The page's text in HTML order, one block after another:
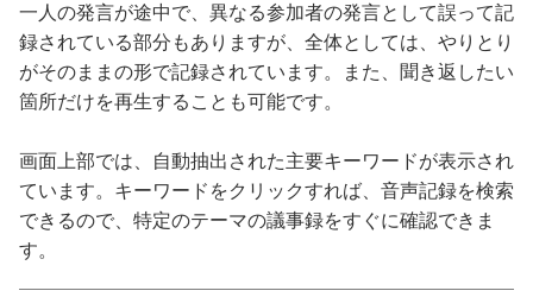
一人の発言が途中で、異なる参加者の発言として誤って記
録されている部分もありますが、全体としては、やりとり
がそのままの形で記録されています。また、聞き返したい
箇所だけを再生することも可能です。
画面上部では、自動抽出された主要キーワードが表示され
ています。キーワードをクリックすれば、音声記録を検索
できるので、特定のテーマの議事録をすぐに確認できま
す。